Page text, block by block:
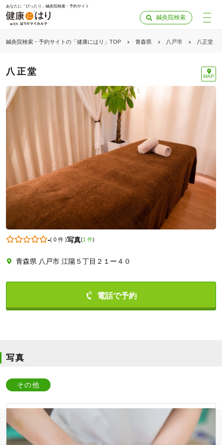
あなたに「ぴったり」鍼灸院検索・予約サイト
鍼灸院検索
鍼灸院検索・予約サイトの「健康にはり」TOP 青森県 八戸市 八正堂
八正堂 MAP
-( 0 件)写真(1 件)
青森県 八戸市 江陽５丁目２１ー４０
写真
その他
「健康にはりを見た」
0178459160